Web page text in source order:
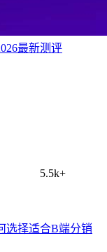
最新测评
5.5k+